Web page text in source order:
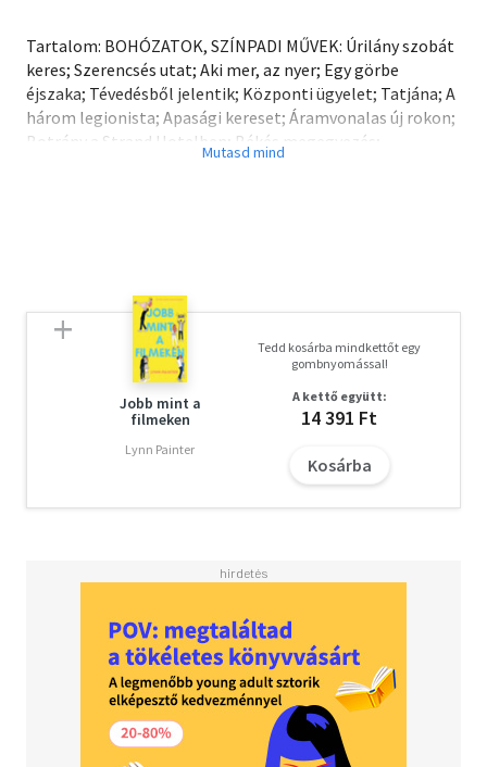
Tartalom: BOHÓZATOK, SZÍNPADI MŰVEK: Úrilány szobát
keres; Szerencsés utat; Aki mer, az nyer; Egy görbe
éjszaka; Tévedésből jelentik; Központi ügyelet; Tatjána; A
három legionista; Apasági kereset; Áramvonalas új rokon;
Botrány a Strand Hotelben; Békés megegyezés;
Frontszínház; Herkules bonbon; Hurokvágány; Író
Az utolsó szó jogán; Börtön; Csavargók a Riviérán; Dokk;
Dr. Bakó; Exitus lethalis; Wells; Kopó; Légió!; Sötét utasok.
Ezen egy éjszaka; Megyek Párizsba, ahol még egyszer sem
haldokoltam; Sír (a) felirat.
Jobb mint a
filmeken
Lynn Painter
Tedd kosárba mindkettőt egy
gombnyomással!
A kettő együtt:
14 391 Ft
Kosárba